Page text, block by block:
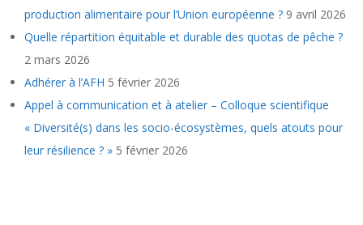
production alimentaire pour l’Union européenne ? 9 avril 2026
Quelle répartition équitable et durable des quotas de pêche ?
2 mars 2026
Adhérer à l’AFH 5 février 2026
Appel à communication et à atelier – Colloque scientifique
« Diversité(s) dans les socio-écosystèmes, quels atouts pour
leur résilience ? » 5 février 2026